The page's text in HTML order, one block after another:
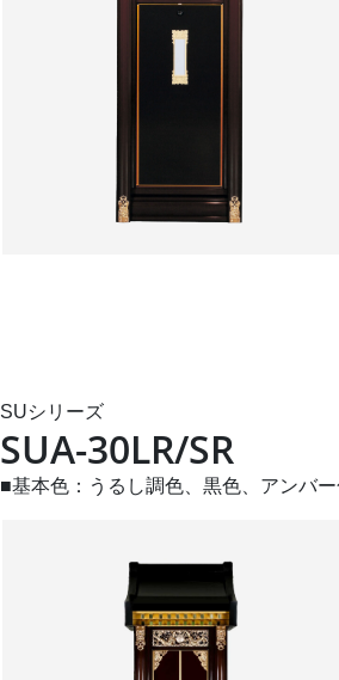
SUシリーズ
SUA-30LR/SR
■基本色：うるし調色、黒色、アンバ